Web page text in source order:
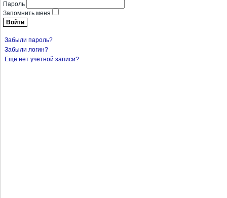
Пароль
Запомнить меня
Войти
Забыли пароль?
Забыли логин?
Ещё нет учетной записи?